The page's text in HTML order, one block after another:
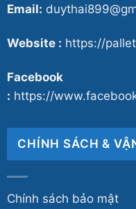
Email:
Website : https://
Facebook
: https://
CHÍNH SÁCH &
Chính sách bảo mật